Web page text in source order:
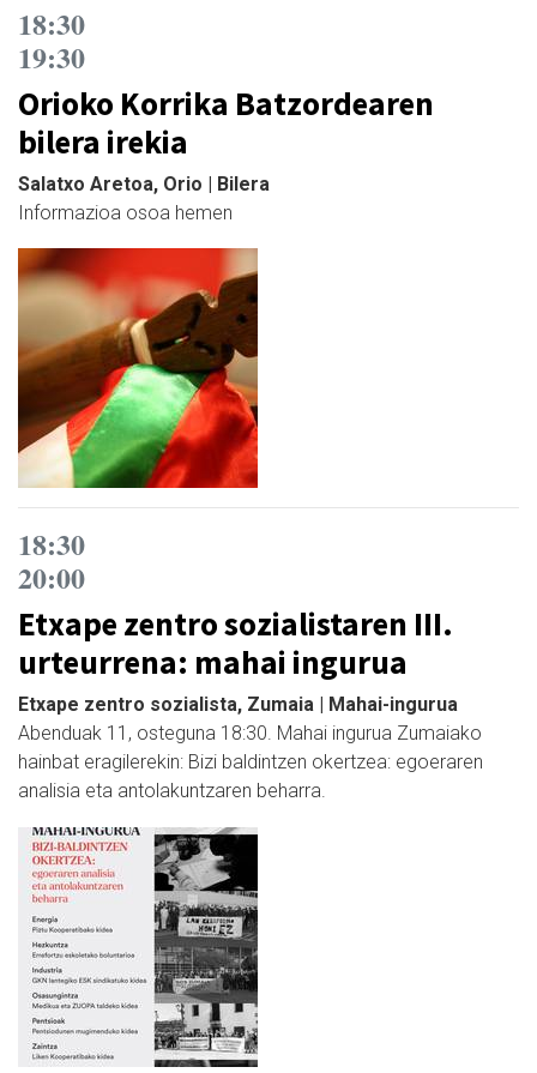
18:30
19:30
Orioko Korrika Batzordearen
bilera irekia
Salatxo Aretoa, Orio | Bilera
Informazioa osoa hemen
18:30
20:00
Etxape zentro sozialistaren III.
urteurrena: mahai ingurua
Etxape zentro sozialista, Zumaia | Mahai-ingurua
Abenduak 11, osteguna 18:30. Mahai ingurua Zumaiako
hainbat eragilerekin: Bizi baldintzen okertzea: egoeraren
analisia eta antolakuntzaren beharra.